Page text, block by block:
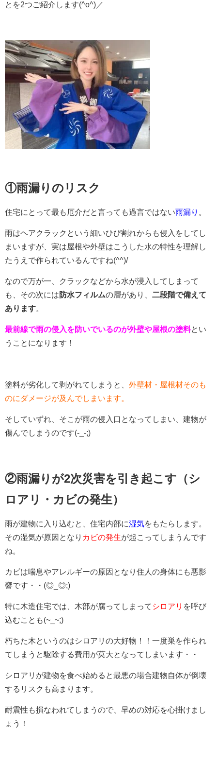
とを2つご紹介します(^o^)／
①雨漏りのリスク
住宅にとって最も厄介だと言っても過言ではない雨漏り 。
雨はヘアクラックという細いひび割れからも侵入をしてし
まいますが、実は屋根や外壁はこうした水の特性を理解し
たうえで作られているんですね(^^)/
なので万が一、クラックなどから水が浸入してしまって
も、その次には 防水フィルムの層があり、 二段階で備えて
あります。
最前線で雨の侵入を防いでいるのが外壁や屋根の塗料とい
うことになります！
塗料が劣化して剥がれてしまうと、 外壁材・屋根材そのも
のにダメージが及んでしまいます。
そしていずれ、そこが雨の侵入口となってしまい、建物が
傷んでしまうのです(-_-;)
②雨漏りが2次災害を引き起こす（シ
ロアリ・カビの発生）
雨が建物に入り込むと、住宅内部に湿気をもたらします。
その湿気が原因となり カビの発生が起こってしまうんです
ね。
カビは喘息やアレルギーの原因となり住人の身体にも悪影
響です・・(◎_◎;)
特に木造住宅では、木部が腐ってしまって シロアリ を呼び
込むことも(~_~;)
朽ちた木というのはシロアリの大好物！！一度巣を作られ
てしまうと駆除する費用が莫大となってしまいます・・
シロアリが建物を食べ始めると最悪の場合建物自体が倒壊
するリスクも高まります。
耐震性も損なわれてしまうので、早めの対応を心掛けまし
ょう！